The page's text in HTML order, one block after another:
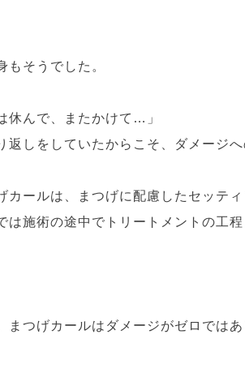
もそうでした。
休んで、またかけて…」
返しをしていたからこそ、ダメージ
カールは、まつげに配慮したセッティ
は施術の途中でトリートメントの工
まつげカールはダメージがゼロではあ